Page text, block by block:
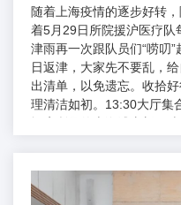
随着上海疫情的逐步好转
着5月29日所院援沪医疗队
津雨再一次跟队员们“唠叨
日返津，大家先不要乱，
出清单，以免遗忘。收拾
理清洁如初。13:30大厅集
次航班飞往天津，18:30顺
距离他们出发整整57天。...